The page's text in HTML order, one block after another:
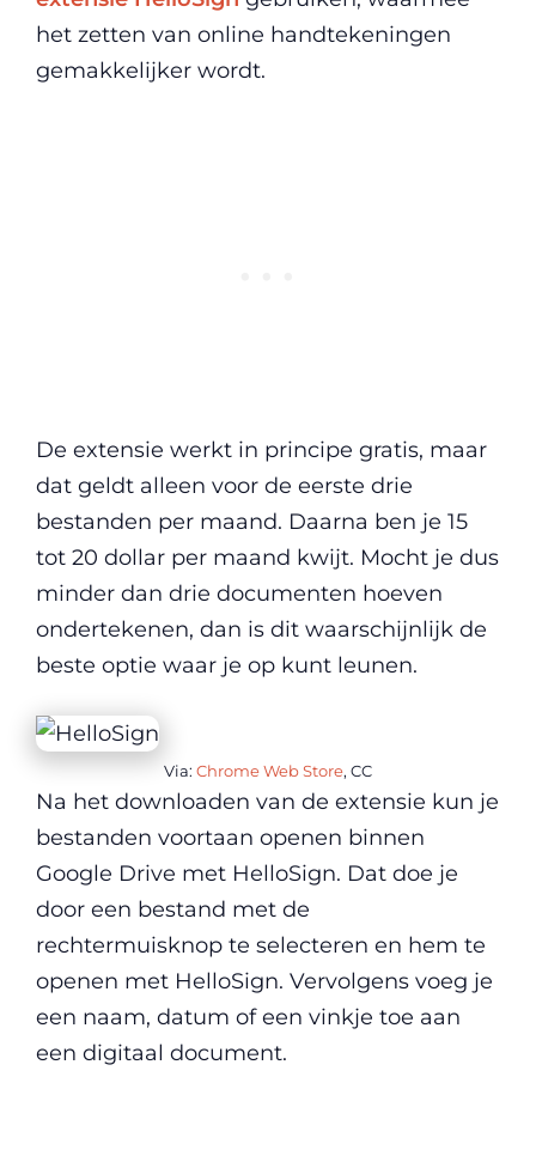
het zetten van online handtekeningen
gemakkelijker wordt.
De extensie werkt in principe gratis, maar
dat geldt alleen voor de eerste drie
bestanden per maand. Daarna ben je 15
tot 20 dollar per maand kwijt. Mocht je dus
minder dan drie documenten hoeven
ondertekenen, dan is dit waarschijnlijk de
beste optie waar je op kunt leunen.
Via: Chrome Web Store, CC
Na het downloaden van de extensie kun je
bestanden voortaan openen binnen
Google Drive met HelloSign. Dat doe je
door een bestand met de
rechtermuisknop te selecteren en hem te
openen met HelloSign. Vervolgens voeg je
een naam, datum of een vinkje toe aan
een digitaal document.